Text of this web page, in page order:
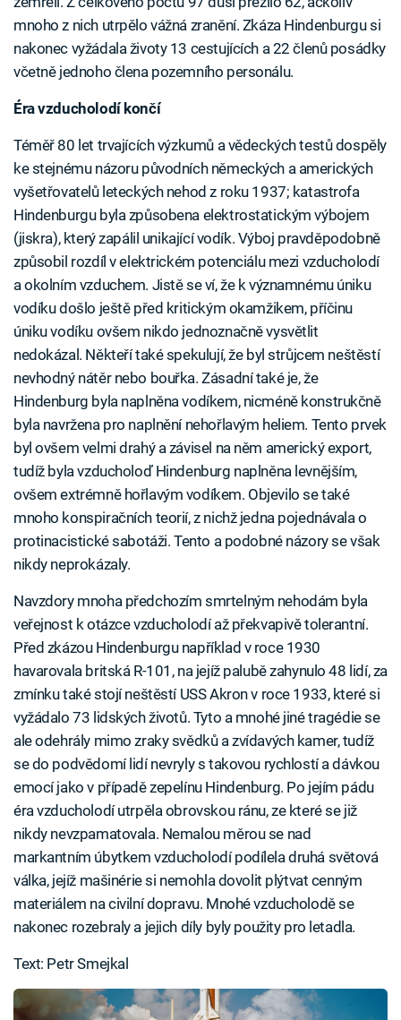
mnoho z nich utrpělo vážná zranění. Zkáza Hindenburgu si
nakonec vyžádala životy 13 cestujících a 22 členů posádky
včetně jednoho člena pozemního personálu.
Éra vzducholodí končí
Téměř 80 let trvajících výzkumů a vědeckých testů dospěly
ke stejnému názoru původních německých a amerických
vyšetřovatelů leteckých nehod z roku 1937; katastrofa
Hindenburgu byla způsobena elektrostatickým výbojem
(jiskra), který zapálil unikající vodík. Výboj pravděpodobně
způsobil rozdíl v elektrickém potenciálu mezi vzducholodí
a okolním vzduchem. Jistě se ví, že k významnému úniku
vodíku došlo ještě před kritickým okamžikem, příčinu
úniku vodíku ovšem nikdo jednoznačně vysvětlit
nedokázal. Někteří také spekulují, že byl strůjcem neštěstí
nevhodný nátěr nebo bouřka. Zásadní také je, že
Hindenburg byla naplněna vodíkem, nicméně konstrukčně
byla navržena pro naplnění nehořlavým heliem. Tento prvek
byl ovšem velmi drahý a závisel na něm americký export,
tudíž byla vzducholoď Hindenburg naplněna levnějším,
ovšem extrémně hořlavým vodíkem. Objevilo se také
mnoho konspiračních teorií, z nichž jedna pojednávala o
protinacistické sabotáži. Tento a podobné názory se však
nikdy neprokázaly.
Navzdory mnoha předchozím smrtelným nehodám byla
veřejnost k otázce vzducholodí až překvapivě tolerantní.
Před zkázou Hindenburgu například v roce 1930
havarovala britská R-101, na jejíž palubě zahynulo 48 lidí, za
zmínku také stojí neštěstí USS Akron v roce 1933, které si
vyžádalo 73 lidských životů. Tyto a mnohé jiné tragédie se
ale odehrály mimo zraky svědků a zvídavých kamer, tudíž
se do podvědomí lidí nevryly s takovou rychlostí a dávkou
emocí jako v případě zepelínu Hindenburg. Po jejím pádu
éra vzducholodí utrpěla obrovskou ránu, ze které se již
nikdy nevzpamatovala. Nemalou měrou se nad
markantním úbytkem vzducholodí podílela druhá světová
válka, jejíž mašinérie si nemohla dovolit plýtvat cenným
materiálem na civilní dopravu. Mnohé vzducholodě se
nakonec rozebraly a jejich díly byly použity pro letadla.
Text: Petr Smejkal